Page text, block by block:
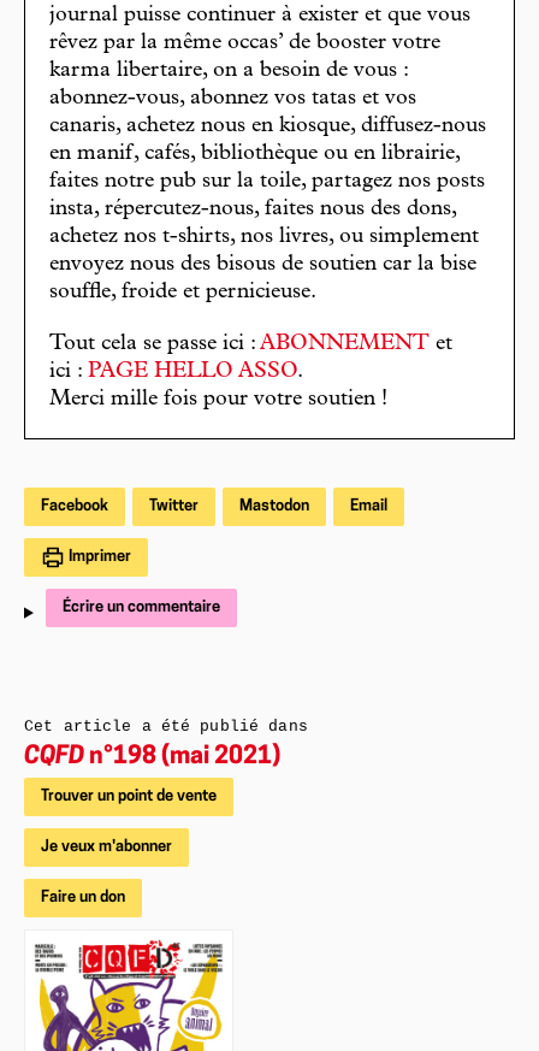
journal puisse continuer à exister et que vous
rêvez par la même occas’ de booster votre
karma libertaire, on a besoin de vous :
abonnez-vous, abonnez vos tatas et vos
canaris, achetez nous en kiosque, diffusez-nous
en manif, cafés, bibliothèque ou en librairie,
faites notre pub sur la toile, partagez nos posts
insta, répercutez-nous, faites nous des dons,
achetez nos t-shirts, nos livres, ou simplement
envoyez nous des bisous de soutien car la bise
souffle, froide et pernicieuse.
Tout cela se passe ici : ABONNEMENT et
ici : PAGE HELLO ASSO.
Merci mille fois pour votre soutien !
Facebook Twitter Mastodon Email
Imprimer
Écrire un commentaire
Cet article a été publié dans
CQFD n°198 (mai 2021)
Trouver un point de vente
Je veux m'abonner
Faire un don